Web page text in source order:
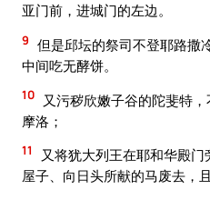
亚门前，进城门的左边。
9 但是邱坛的祭司不登耶路撒
中间吃无酵饼。
10
又污秽欣嫩子谷的陀斐特
摩洛；
11
又将犹大列王在耶和华殿
屋子、向日头所献的马废去，